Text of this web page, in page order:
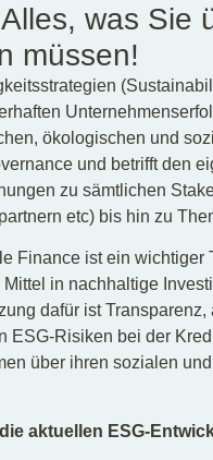
was Sie
müssen!
ökologischen und
und betrifft den
zu sämtlichen
etc) bis hin zu
Finance ist ein wichtiger
in nachhaltige
dafür ist
ESG-Risiken bei der
über ihren sozialen
aktuellen ESG-